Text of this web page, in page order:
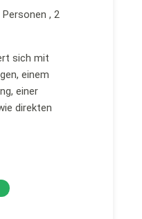
, 2
sich mit
einem
einer
direkten